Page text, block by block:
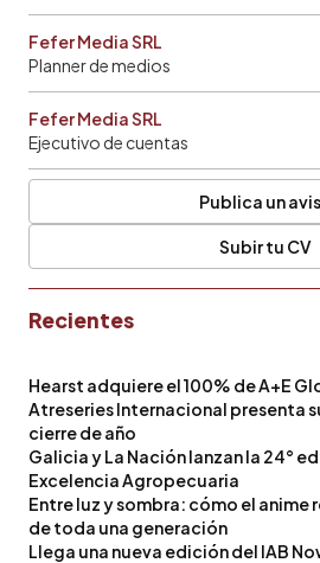
Fefer Media SRL
Planner de medios
Fefer Media SRL
Ejecutivo de cuentas
Publica un
Subir tu CV
Recientes
Hearst adquiere el 100% de A+E
Atreseries Internacional presenta
cierre de año
Galicia y La Nación lanzan la 24°
Excelencia Agropecuaria
Entre luz y sombra: cómo el anime
de toda una generación
Llega una nueva edición del IAB